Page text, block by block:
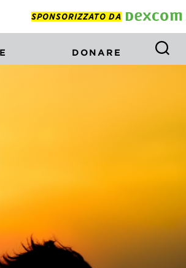
SPONSORIZZATO DA
DONARE